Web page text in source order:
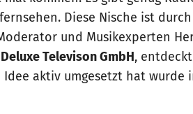
Diese Nische ist
und Musikexperten
Televison GmbH ,
Idee aktiv umgesetzt hat wurde